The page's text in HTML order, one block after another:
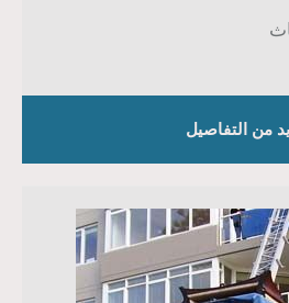
من التفاصيل